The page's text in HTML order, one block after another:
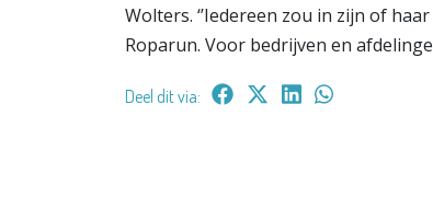
Wolters. ‘’Iedereen zou in zijn of
Roparun. Voor bedrijven en
Deel dit via: